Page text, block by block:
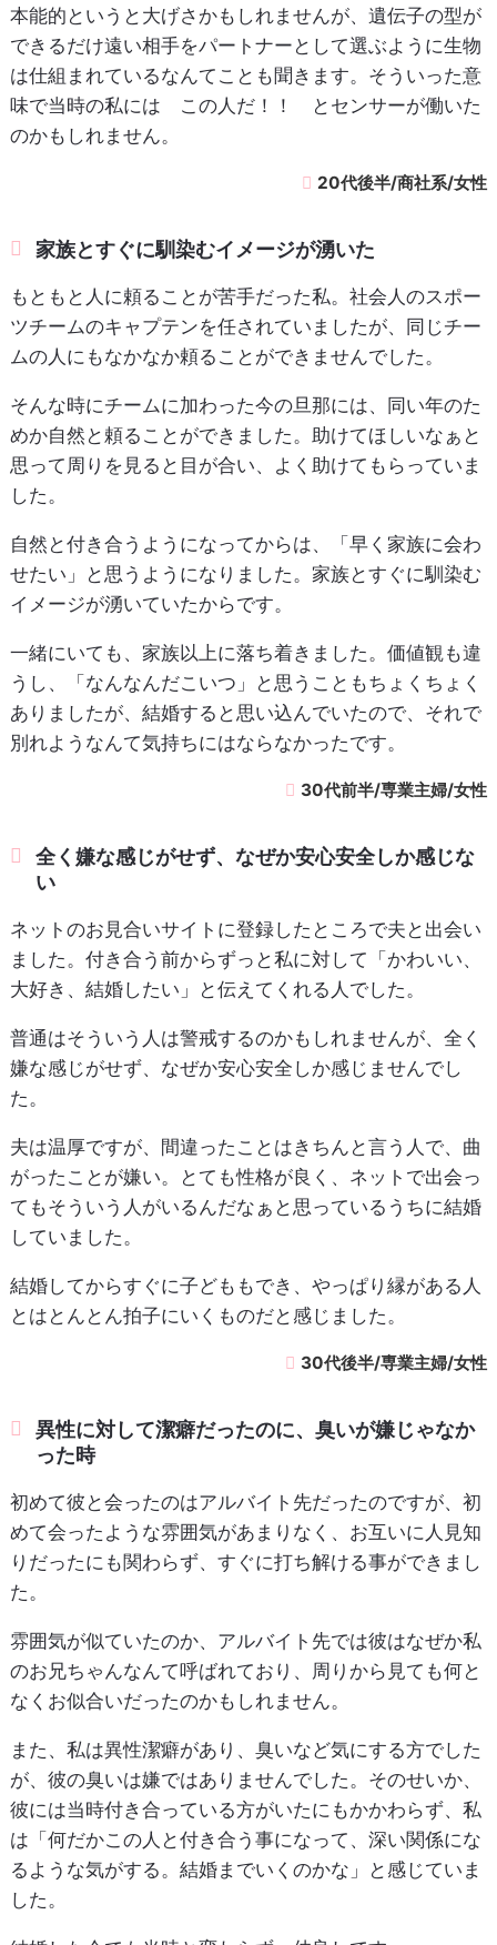
本能的というと大げさかもしれませんが、遺伝子の型が
できるだけ遠い相手をパートナーとして選ぶように生物
は仕組まれているなんてことも聞きます。そういった意
味で当時の私には この人だ！！ とセンサーが働いた
のかもしれません。
20代後半/商社系/女性
家族とすぐに馴染むイメージが湧いた
もともと人に頼ることが苦手だった私。社会人のスポー
ツチームのキャプテンを任されていましたが、同じチー
ムの人にもなかなか頼ることができませんでした。
そんな時にチームに加わった今の旦那には、同い年のた
めか自然と頼ることができました。助けてほしいなぁと
思って周りを見ると目が合い、よく助けてもらっていま
した。
自然と付き合うようになってからは、「早く家族に会わ
せたい」と思うようになりました。家族とすぐに馴染む
イメージが湧いていたからです。
一緒にいても、家族以上に落ち着きました。価値観も違
うし、「なんなんだこいつ」と思うこともちょくちょく
ありましたが、結婚すると思い込んでいたので、それで
別れようなんて気持ちにはならなかったです。
30代前半/専業主婦/女性
全く嫌な感じがせず、なぜか安心安全しか感じな
い
ネットのお見合いサイトに登録したところで夫と出会い
ました。付き合う前からずっと私に対して「かわいい、
大好き、結婚したい」と伝えてくれる人でした。
普通はそういう人は警戒するのかもしれませんが、全く
嫌な感じがせず、なぜか安心安全しか感じませんでし
た。
夫は温厚ですが、間違ったことはきちんと言う人で、曲
がったことが嫌い。とても性格が良く、ネットで出会っ
てもそういう人がいるんだなぁと思っているうちに結婚
していました。
結婚してからすぐに子どももでき、やっぱり縁がある人
とはとんとん拍子にいくものだと感じました。
30代後半/専業主婦/女性
異性に対して潔癖だったのに、臭いが嫌じゃなか
った時
初めて彼と会ったのはアルバイト先だったのですが、初
めて会ったような雰囲気があまりなく、お互いに人見知
りだったにも関わらず、すぐに打ち解ける事ができまし
た。
雰囲気が似ていたのか、アルバイト先では彼はなぜか私
のお兄ちゃんなんて呼ばれており、周りから見ても何と
なくお似合いだったのかもしれません。
また、私は異性潔癖があり、臭いなど気にする方でした
が、彼の臭いは嫌ではありませんでした。そのせいか、
彼には当時付き合っている方がいたにもかかわらず、私
は「何だかこの人と付き合う事になって、深い関係にな
るような気がする。結婚までいくのかな」と感じていま
した。